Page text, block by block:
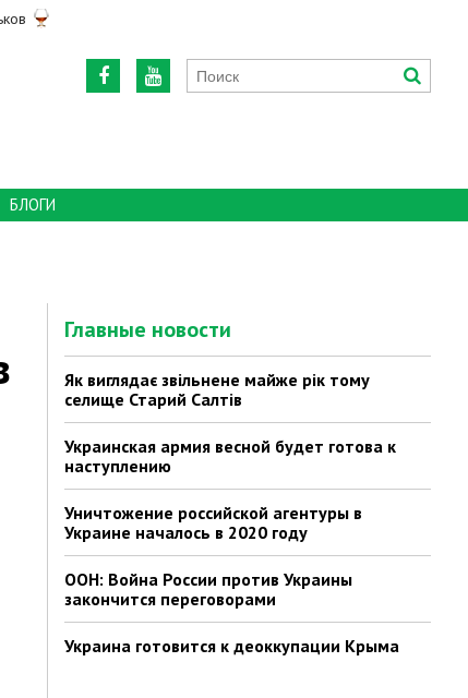
БЛОГИ
Главные новости
Як виглядає звільнене майже рік тому
селище Старий Салтів
Украинская армия весной будет готова к
наступлению
Уничтожение российской агентуры в
Украине началось в 2020 году
ООН: Война России против Украины
закончится переговорами
Украина готовится к деоккупации Крыма